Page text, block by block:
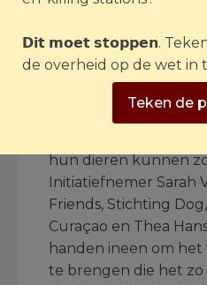
zitten helemaal vol.
hebben we in overleg
besloten eennieuwe
gaan voer kopen voor
katten
hun dieren kunnen
Initiatiefnemer Sarah
Friends, Stichting
Curaçao en Thea
handen ineen om het
te brengen die het
𝗗𝗶𝘁 𝗺𝗼𝗲𝘁 𝘀𝘁𝗼𝗽𝗽𝗲𝗻.
de overheid op de wet in
Teken de